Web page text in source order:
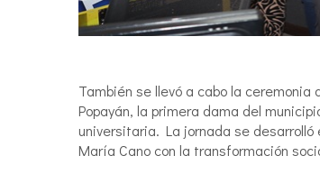
También se llevó a cabo la
Popayán, la primera dama del
universitaria. La jornada se
María Cano con la transformación